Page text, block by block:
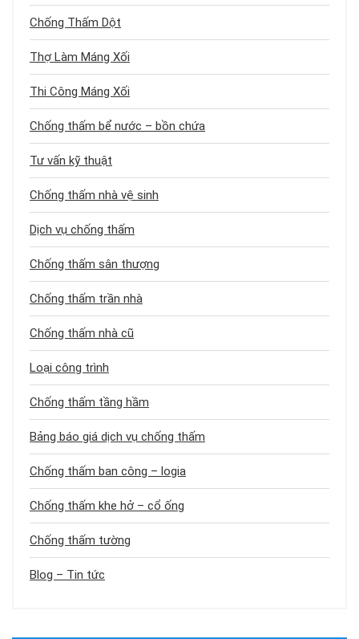
Chống Thấm Dột
Thợ Làm Máng Xối
Thi Công Máng Xối
Chống thấm bể nước – bồn chứa
Tư vấn kỹ thuật
Chống thấm nhà vệ sinh
Dịch vụ chống thấm
Chống thấm sân thượng
Chống thấm trần nhà
Chống thấm nhà cũ
Loại công trình
Chống thấm tầng hầm
Bảng báo giá dịch vụ chống thấm
Chống thấm ban công – logia
Chống thấm khe hở – cổ ống
Chống thấm tường
Blog – Tin tức